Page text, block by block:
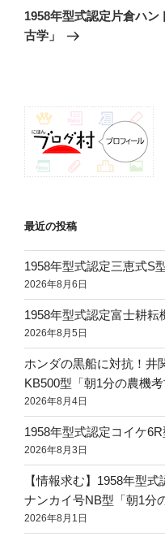
ゲ
ー
ン
の
投
1958年型式認定片倉ハ
古学」
最近の投稿
1958年型式認定三恵式S
2026年8月6日
1958年型式認定富士耕耘
2026年8月5日
ホンダの黒船に対抗！井
KB500型「朝1分の農機考
2026年8月4日
1958年型式認定コイケ
2026年8月3日
【情報求む】1958年型
ナンカイ号NB型「朝1分
2026年8月1日